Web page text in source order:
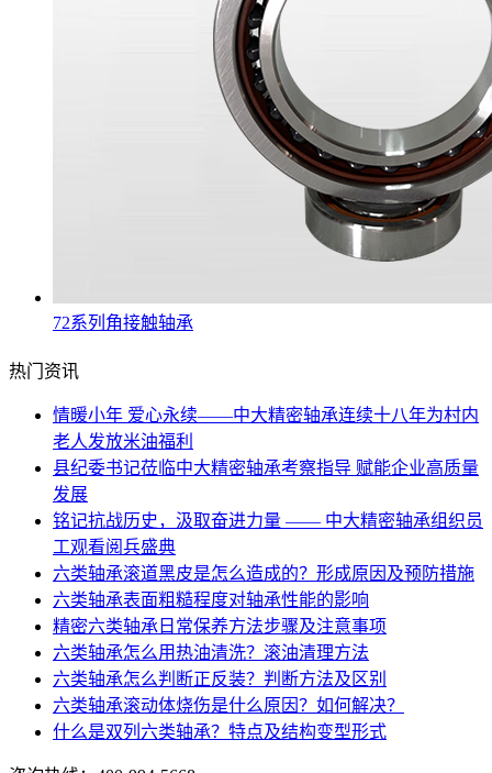
72系列角接触轴承
热门资讯
情暖小年 爱心永续——中大精密轴承连续十八年为村内
老人发放米油福利
县纪委书记莅临中大精密轴承考察指导 赋能企业高质量
发展
铭记抗战历史，汲取奋进力量 —— 中大精密轴承组织员
工观看阅兵盛典
六类轴承滚道黑皮是怎么造成的？形成原因及预防措施
六类轴承表面粗糙程度对轴承性能的影响
精密六类轴承日常保养方法步骤及注意事项
六类轴承怎么用热油清洗？滚油清理方法
六类轴承怎么判断正反装？判断方法及区别
六类轴承滚动体烧伤是什么原因？如何解决？
什么是双列六类轴承？特点及结构变型形式